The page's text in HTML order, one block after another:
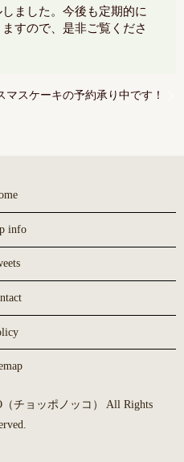
ました。今後も定期的に
すので、是非ご覧くださ
マスケーキの予約承り中です！
info
チョッポノッコ） All Rights